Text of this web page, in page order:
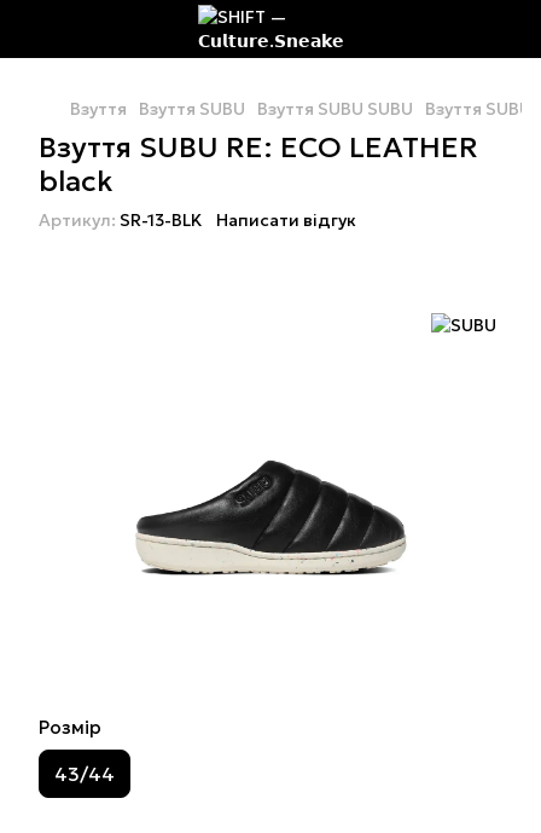
Взуття Взуття SUBU Взуття SUBU SUBU Взуття SUBU
Взуття SUBU RE: ECO LEATHER
black
Артикул: SR-13-BLK Написати відгук
Розмір
43/44